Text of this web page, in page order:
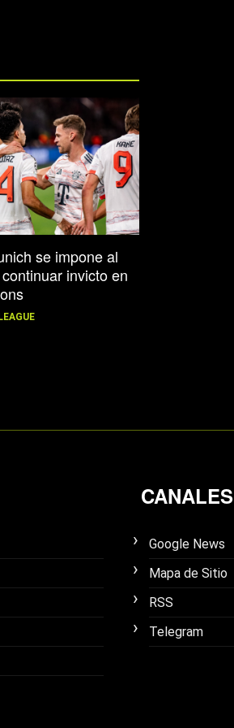
se impone al
invicto en
CANALES
Google News
Mapa de Sitio
RSS
Telegram